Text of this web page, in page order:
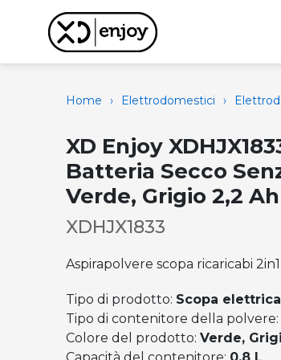
Home › Elettrodomestici ›
XD Enjoy
Batteria Secco
Verde, Grigio 2,2 Ah
XDHJX1833
Aspirapolvere scopa ricaricabi
Tipo di prodotto: Scopa elettrica
Tipo di contenitore della polvere:
Colore del prodotto:Verde,